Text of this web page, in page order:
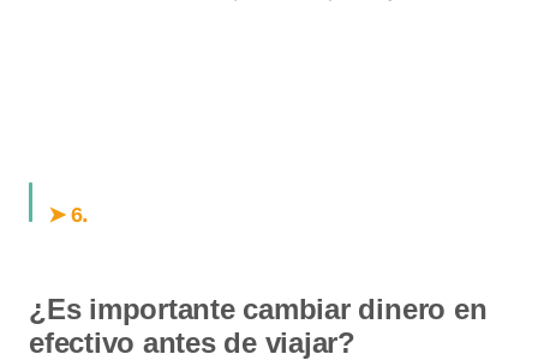
➤ 6.
¿Es importante cambiar dinero en
efectivo antes de viajar?